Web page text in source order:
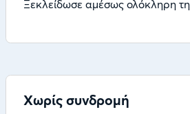
Ξεκλείδωσε αμέσως ολόκληρη τη
Χωρίς συνδρομή